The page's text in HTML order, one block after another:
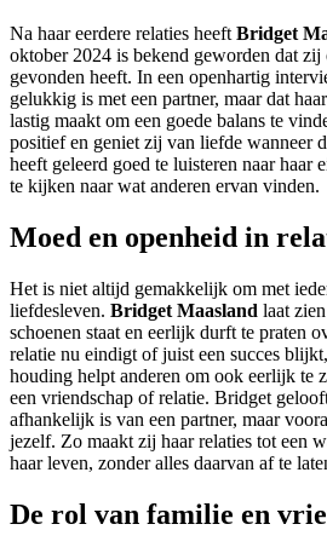
Na haar eerdere relaties heeft Bridget
oktober 2024 is bekend geworden dat
gevonden heeft. In een openhartig
gelukkig is met een partner, maar dat
lastig maakt om een goede balans te
positief en geniet zij van liefde wanneer
heeft geleerd goed te luisteren naar haar
te kijken naar wat anderen ervan vinden.
Moed en openheid in
Het is niet altijd gemakkelijk om met
liefdesleven. Bridget Maasland laat
schoenen staat en eerlijk durft te praten
relatie nu eindigt of juist een succes
houding helpt anderen om ook eerlijk te
een vriendschap of relatie. Bridget
afhankelijk is van een partner, maar
jezelf. Zo maakt zij haar relaties tot een
haar leven, zonder alles daarvan af te
De rol van familie en